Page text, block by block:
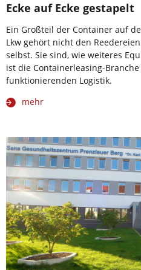
Ecke auf Ecke gestapelt
Ein Großteil der Container auf
Lkw gehört nicht den
selbst. Sie sind, wie weiteres
ist die Containerleasing-
funktionierenden Logistik.
mehr